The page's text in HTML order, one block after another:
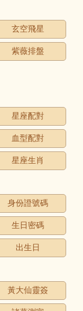
玄空飛星
紫薇排盤
星座配對
血型配對
星座生肖
身份證號碼
生日密碼
出生日
黃大仙靈簽